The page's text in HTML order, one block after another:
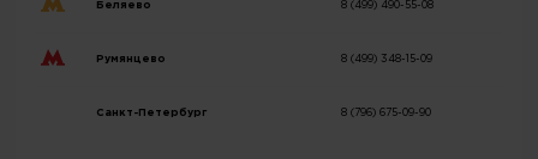
Беляево 8 (499) 490-55-08
Румянцево 8 (499) 348-15-09
Санкт-Петербург 8 (796) 675-09-90